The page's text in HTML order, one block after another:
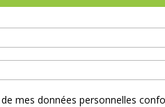
mes données personnelles